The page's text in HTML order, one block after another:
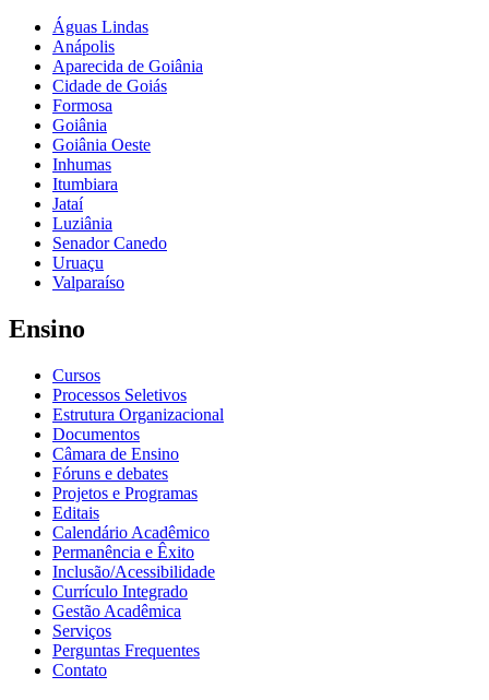
Águas Lindas
Anápolis
Aparecida de Goiânia
Cidade de Goiás
Formosa
Goiânia
Goiânia Oeste
Inhumas
Itumbiara
Jataí
Luziânia
Senador Canedo
Uruaçu
Valparaíso
Ensino
Cursos
Processos Seletivos
Estrutura Organizacional
Documentos
Câmara de Ensino
Fóruns e debates
Projetos e Programas
Editais
Calendário Acadêmico
Permanência e Êxito
Inclusão/Acessibilidade
Currículo Integrado
Gestão Acadêmica
Serviços
Perguntas Frequentes
Contato